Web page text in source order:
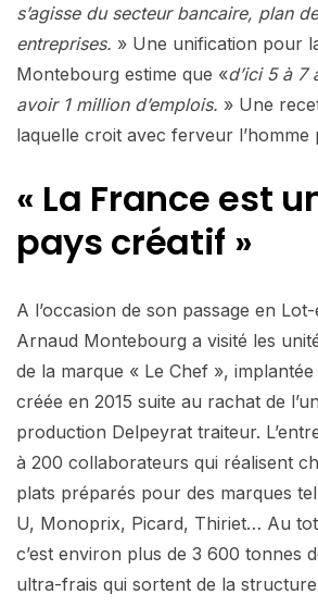
s’agisse du secteur bancaire, plan
entreprises. » Une unification pour
Montebourg estime que «d’ici 5 à 7
avoir 1 million d’emplois. » Une
laquelle croit avec ferveur l’homme
« La France est
pays créatif »
A l’occasion de son passage en
Arnaud Montebourg a visité les
de la marque « Le Chef », implantée
créée en 2015 suite au rachat de
production Delpeyrat traiteur.
à 200 collaborateurs qui réalisent
plats préparés pour des marques
U, Monoprix, Picard, Thiriet… Au
c’est environ plus de 3 600 tonnes
ultra-frais qui sortent de la structure